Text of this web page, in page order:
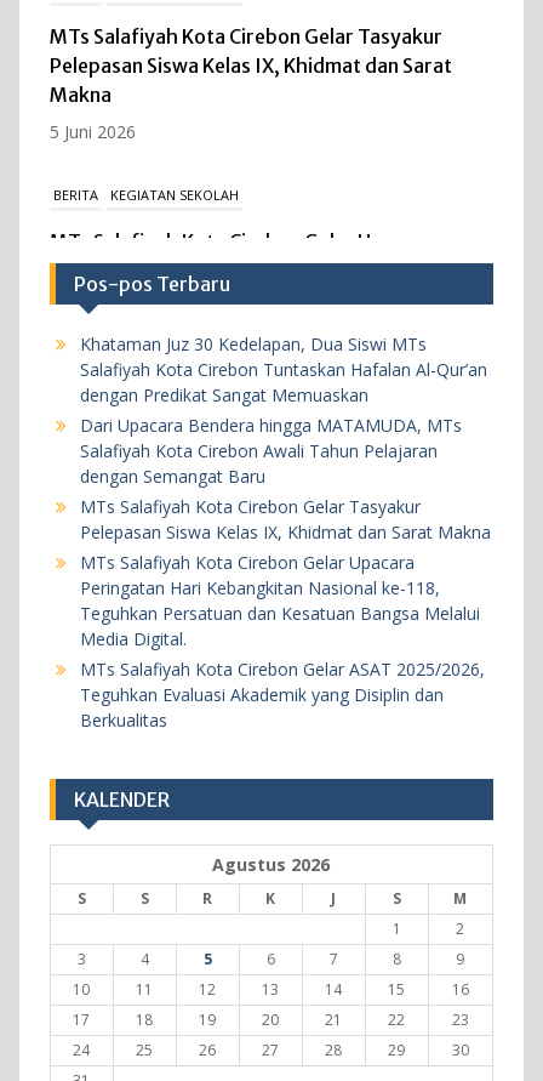
MTs Salafiyah Kota Cirebon Gelar Tasyakur
Pelepasan Siswa Kelas IX, Khidmat dan Sarat
Makna
5 Juni 2026
BERITA KEGIATAN SEKOLAH
MTs Salafiyah Kota Cirebon Gelar Upacara
Peringatan Hari Kebangkitan Nasional ke-118,
Teguhkan Persatuan dan Kesatuan Bangsa
20 Mei 2026
BERITA KEGIATAN SEKOLAH
MTs Salafiyah Kota Cirebon Gelar ASAT
2025/2026, Teguhkan Evaluasi Akademik yang
Disiplin dan Berkualitas
18 Mei 2026
BERITA KEGIATAN SEKOLAH
Khataman Juz 30 Kedelapan, Dua Siswi MTs
Salafiyah Kota Cirebon Tuntaskan Hafalan Al-
5 Agustus 2026
Pos-pos Terbaru
Khataman Juz 30 Kedelapan, Dua Siswi MTs
Salafiyah Kota Cirebon Tuntaskan Hafalan Al-Qur’an
dengan Predikat Sangat Memuaskan
Dari Upacara Bendera hingga MATAMUDA, MTs
Salafiyah Kota Cirebon Awali Tahun Pelajaran
dengan Semangat Baru
MTs Salafiyah Kota Cirebon Gelar Tasyakur
Pelepasan Siswa Kelas IX, Khidmat dan Sarat Makna
MTs Salafiyah Kota Cirebon Gelar Upacara
Peringatan Hari Kebangkitan Nasional ke-118,
Teguhkan Persatuan dan Kesatuan Bangsa Melalui
Media Digital.
MTs Salafiyah Kota Cirebon Gelar ASAT 2025/2026,
Teguhkan Evaluasi Akademik yang Disiplin dan
Berkualitas
KALENDER
Agustus 2026
S S R K J S
M
1
2
3
4 5 6 7 8
9
10
11 12 13 14 15
16
17
18 19 20 21 22
23
24
25 26 27 28 29
30